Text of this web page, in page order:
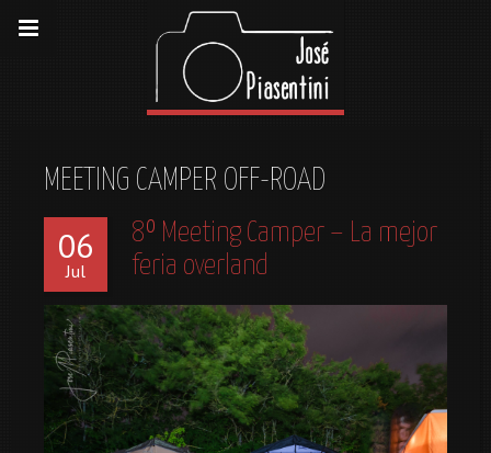
MEETING CAMPER OFF-ROAD
06
Jul
8º Meeting Camper – La mejor
feria overland